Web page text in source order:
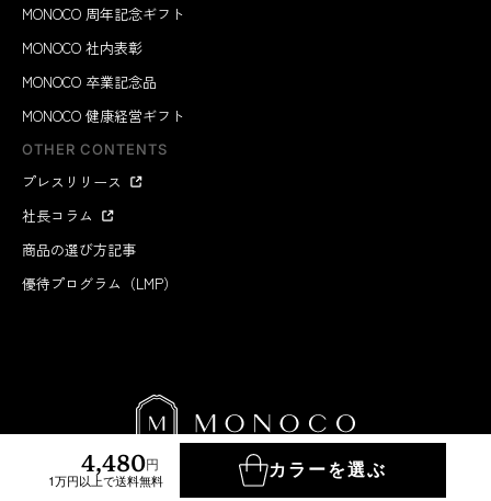
4,480円
1万円以上で送料無料
カラーを選ぶ
MONOCO 周年記念ギフト
MONOCO 社内表彰
MONOCO 卒業記念品
MONOCO 健康経営ギフト
OTHER CONTENTS
プレスリリース
社長コラム
商品の選び方記事
優待プログラム（LMP）
MONOCO INC.2012-2026